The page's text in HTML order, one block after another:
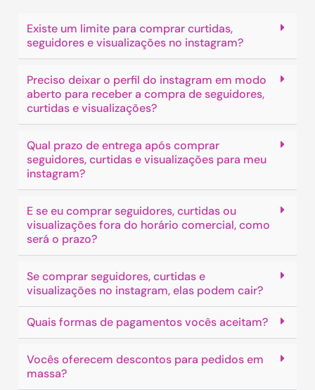
Existe um limite para comprar curtidas,
seguidores e visualizações no instagram?
Preciso deixar o perfil do instagram em modo
aberto para receber a compra de seguidores,
curtidas e visualizações?
Qual prazo de entrega após comprar
seguidores, curtidas e visualizações para meu
instagram?
E se eu comprar seguidores, curtidas ou
visualizações fora do horário comercial, como
será o prazo?
Se comprar seguidores, curtidas e
visualizações no instagram, elas podem cair?
Quais formas de pagamentos vocês aceitam?
Vocês oferecem descontos para pedidos em
massa?